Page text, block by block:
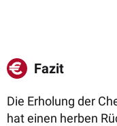
Fazit
Die Erholung der
hat einen herben